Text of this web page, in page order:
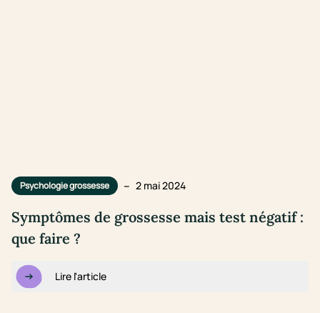
Psychologie grossesse – 2 mai 2024
Symptômes de grossesse mais test négatif :
que faire ?
Lire l'article